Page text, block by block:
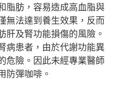
脂肪，容易造成高血脂與
無法達到養生效果，反而
肝及腎功能損傷的風險。
病患者，由於代謝功能異
危險。因此未經專業醫師
防彈咖啡。